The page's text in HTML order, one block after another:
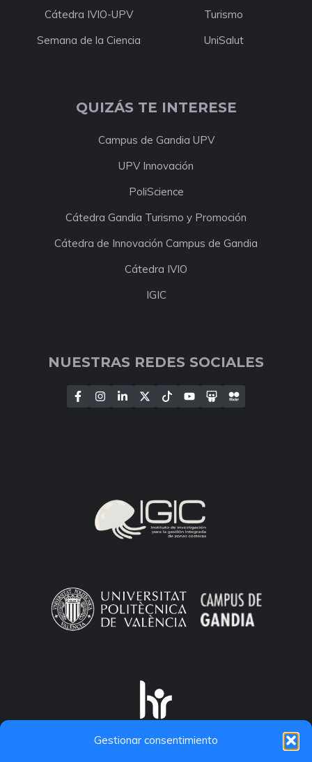
Gestionar consentimiento
Cátedra IVIO-UPV
Turismo
Semana de la Ciencia
UniSalut
QUIZÁS TE INTERESE
Campus de Gandia UPV
UPV Innovación
PoliScience
Cátedra Gandia Turismo y Promoción
Cátedra de Innovación Campus de Gandia
Cátedra IVIO
IGIC
NUESTRAS REDES SOCIALES